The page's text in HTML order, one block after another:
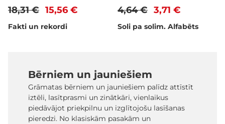
15,56 €
18,31 €
Fakti un rekordi
3,71 €
4,64 €
Soli pa solim. Alfabēts
Bērniem un jauniešiem
Grāmatas bērniem un jauniešiem palīdz attīstīt
iztēli, lasītprasmi un zinātkāri, vienlaikus
piedāvājot priekpilnu un izglītojošu lasīšanas
pieredzi. No klasiskām pasakām un